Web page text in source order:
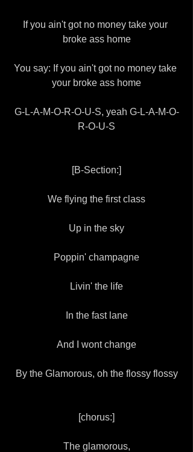
If you ain't got no money take your
broke ass home
You say: If you ain't got no money take
your broke ass home
G-L-A-M-O-R-O-U-S, yeah G-L-A-M-O-
R-O-U-S
[B-Section:]
We flying the first class
Up in the sky
Poppin' champagne
Livin' the life
In the fast lane
And I wont change
By the Glamorous, oh the flossy flossy
[chorus:]
The glamorous,